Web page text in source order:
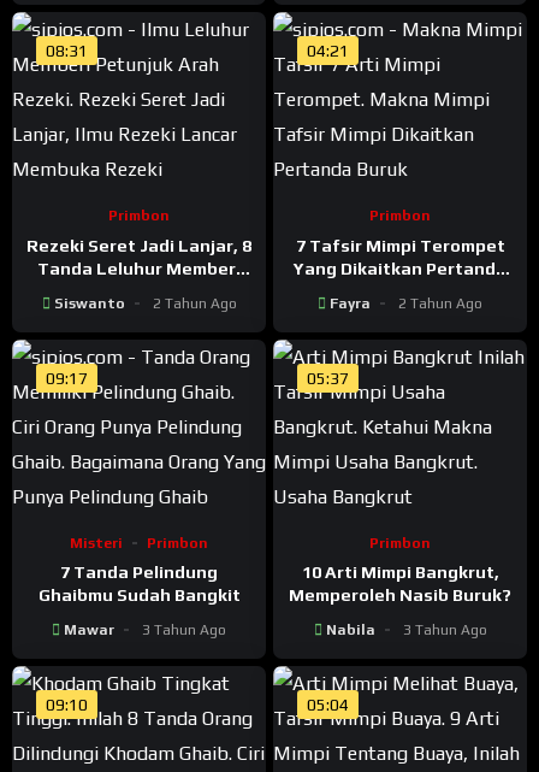
08:31
Primbon
Rezeki Seret Jadi Lanjar, 8
Tanda Leluhur Memberi
Siswanto 2 Tahun Ago
04:21
Primbon
7 Tafsir Mimpi Terompet
Yang Dikaitkan Pertanda
Fayra 2 Tahun Ago
09:17
Misteri Primbon
7 Tanda Pelindung
Ghaibmu Sudah Bangkit
Mawar 3 Tahun Ago
05:37
Primbon
10 Arti Mimpi Bangkrut,
Memperoleh Nasib Buruk?
Nabila 3 Tahun Ago
09:10 05:04